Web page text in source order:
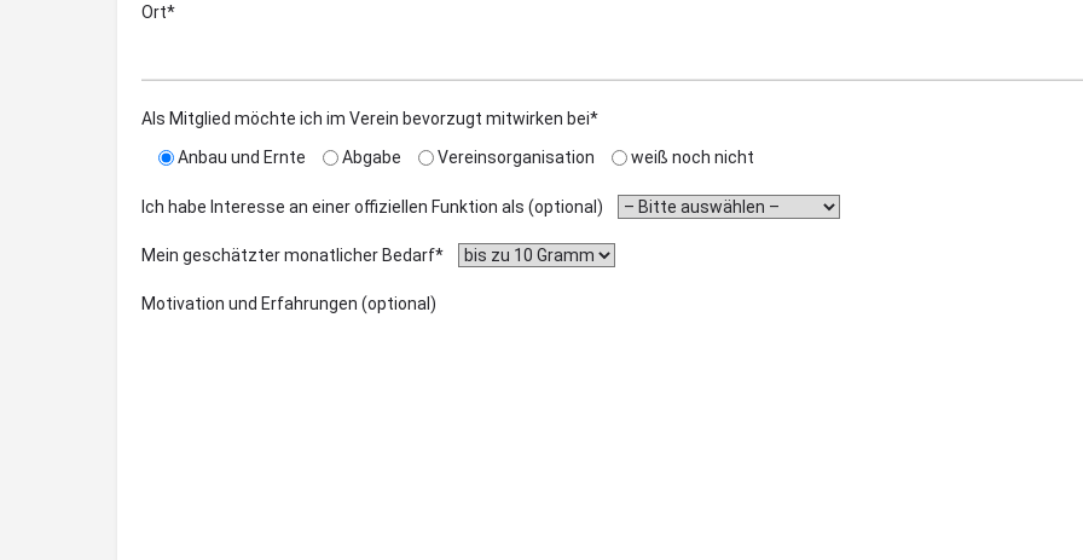
Ort*
Als Mitglied möchte ich im Verein bevorzugt mitwirken bei*
Anbau und Ernte
Abgabe Vereinsorganisation weiß noch nicht
Ich habe Interesse an einer offiziellen Funktion als (optional)
Mein geschätzter monatlicher Bedarf*
Motivation und Erfahrungen (optional)